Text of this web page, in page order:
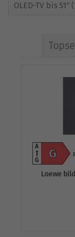
OLED-TV bis 51"
G
A
G
Loewe